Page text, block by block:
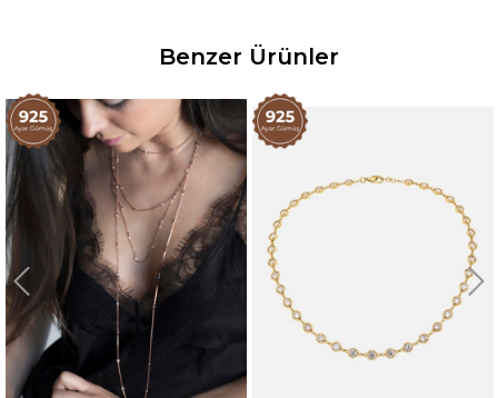
Benzer Ürünler